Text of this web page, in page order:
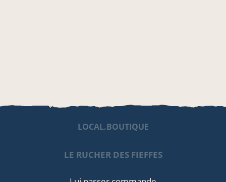
LOCAL.BOUTIQUE
LE RUCHER DES FIEFFES